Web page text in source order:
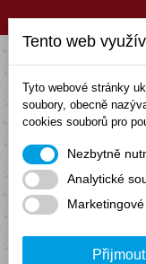
Tento web
Tyto webové stránky
soubory, obecně
cookies souborů pro
Nezbytně
Analytické